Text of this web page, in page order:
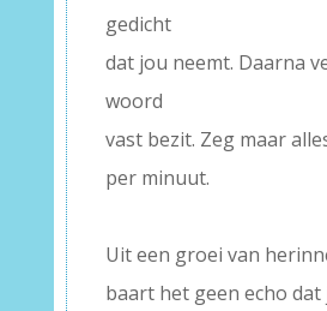
gedicht
dat jou neemt. Daarna
woord
vast bezit. Zeg maar
per minuut.
Uit een groei van
baart het geen echo